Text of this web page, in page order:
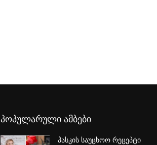
პოპულარული ამბები
პასკის საუცხოო რეცეპტი